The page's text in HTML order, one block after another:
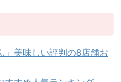
」美味しい評判の8店舗お